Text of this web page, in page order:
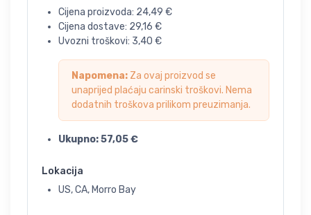
Cijena proizvoda: 24,49 €
Cijena dostave: 29,16 €
Uvozni troškovi: 3,40 €
Napomena: Za ovaj proizvod se
unaprijed plaćaju carinski troškovi. Nema
dodatnih troškova prilikom preuzimanja.
Ukupno:57,05€
Lokacija
US, CA, Morro Bay